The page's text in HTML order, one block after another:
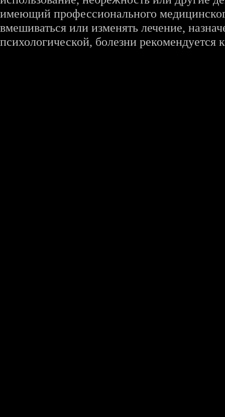
имеющий профессионального
вмешиваться или изменять лечение,
психологической, болезни рекомендуется